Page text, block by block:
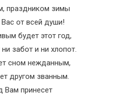
праздником зимы
от всей души!
будет этот год,
забот и ни хлопот.
сном нежданным,
другом званным.
Вам принесет